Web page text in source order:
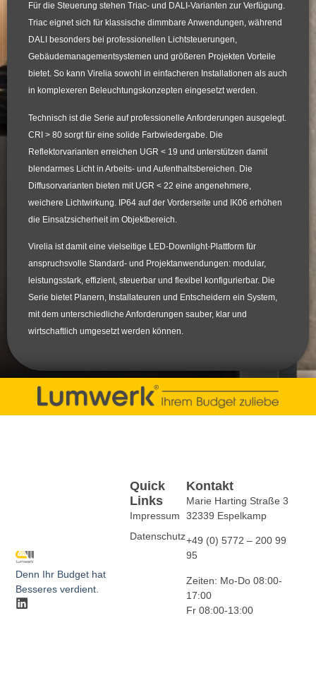
Für die Steuerung stehen Triac- und DALI-Varianten zur Verfügung.
Triac eignet sich für klassische dimmbare Anwendungen, während
DALI besonders bei professionellen Lichtsteuerungen,
Gebäudemanagementsystemen und größeren Projekten Vorteile
bietet. So kann Virelia sowohl in einfacheren Installationen als auch
in komplexeren Beleuchtungskonzepten eingesetzt werden.
Technisch ist die Serie auf professionelle Anforderungen ausgelegt.
CRI > 80 sorgt für eine solide Farbwiedergabe. Die
Reflektorvarianten erreichen UGR < 19 und unterstützen damit
blendarmes Licht in Arbeits- und Aufenthaltsbereichen. Die
Diffusorvarianten bieten mit UGR < 22 eine angenehmere,
weichere Lichtwirkung. IP64 auf der Vorderseite und IK06 erhöhen
die Einsatzsicherheit im Objektbereich.
Virelia ist damit eine vielseitige LED-Downlight-Plattform für
anspruchsvolle Standard- und Projektanwendungen: modular,
leistungsstark, effizient, steuerbar und flexibel konfigurierbar. Die
Serie bietet Planern, Installateuren und Entscheidern ein System,
mit dem unterschiedliche Anforderungen sauber, klar und
wirtschaftlich umgesetzt werden können.
Denn Ihr Budget hat
Besseres verdient.​
Quick
Links
Impressum
Datenschutz
Kontakt
Marie Harting Straße 3
32339 Espelkamp
+49 (0) 5772 – 200 99
95
Zeiten: Mo-Do 08:00-
17:00
Fr 08:00-13:00